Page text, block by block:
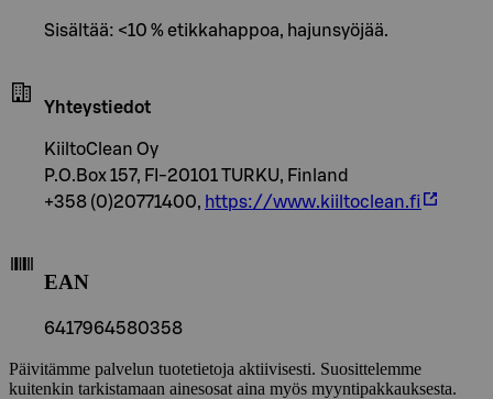
Sisältää: <10 % etikkahappoa, hajunsyöjää.
Yhteystiedot
KiiltoClean Oy
P.O.Box 157, FI-20101 TURKU, Finland
+358 (0)20771400, https://www.kiiltoclean.fi
EAN
6417964580358
Päivitämme palvelun tuotetietoja aktiivisesti. Suosittelemme
kuitenkin tarkistamaan ainesosat aina myös myyntipakkauksesta.